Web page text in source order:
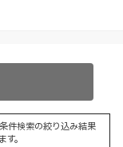
件検索の絞り込み結果
。